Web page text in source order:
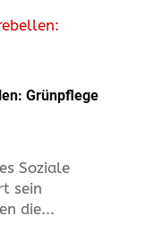
Grünpflege
Soziale
sein
die...